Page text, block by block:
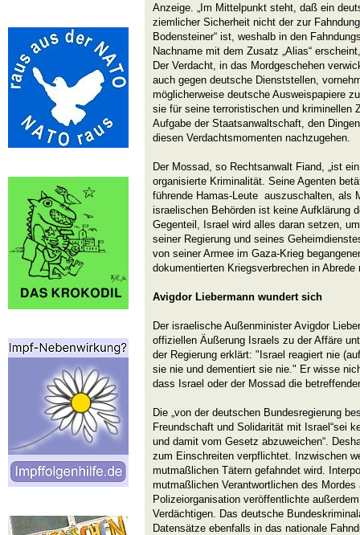
Anzeige. „Im Mittelpunkt steht, daß ein
ziemlicher Sicherheit nicht der zur
Bodensteiner“ ist, weshalb in den
Nachname mit dem Zusatz „Alias“
Der Verdacht, in das Mordgeschehen
auch gegen deutsche Dienststellen,
möglicherweise deutsche Ausweispapiere
sie für seine terroristischen und kriminellen
Aufgabe der Staatsanwaltschaft, den
diesen Verdachtsmomenten nachzugehen.
Der Mossad, so Rechtsanwalt Fiand, „ist
organisierte Kriminalität. Seine Agenten
führende Hamas-Leute auszuschalten, als
israelischen Behörden ist keine Aufklärung
Gegenteil, Israel wird alles daran setzen,
seiner Regierung und seines
von seiner Armee im Gaza-Krieg
dokumentierten Kriegsverbrechen in Abrede
Avigdor Liebermann wundert sich
Der israelische Außenminister Avigdor
offiziellen Äußerung Israels zu der Affäre
der Regierung erklärt: "Israel reagiert nie
sie nie und dementiert sie nie." Er wisse
dass Israel oder der Mossad die
Die „von der deutschen Bundesregierung
Freundschaft und Solidarität mit Israel“sei
und damit vom Gesetz abzuweichen“.
zum Einschreiten verpflichtet. Inzwischen
mutmaßlichen Tätern gefahndet wird.
mutmaßlichen Verantwortlichen des
Polizeiorganisation veröffentlichte
Verdächtigen. Das deutsche
Datensätze ebenfalls in das nationale